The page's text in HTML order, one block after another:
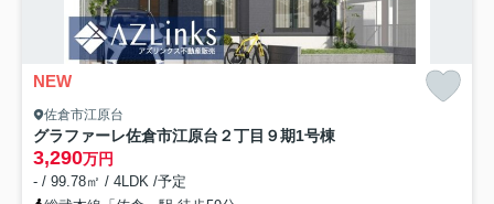
NEW
佐倉市江原台
グラファーレ佐倉市江原台２丁目９期1号棟
3,290万円
- / 99.78㎡ / 4LDK /予定